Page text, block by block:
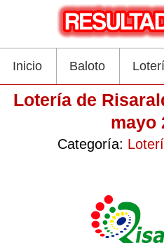
Inicio Baloto
Lotería de
mayo
Categoría: